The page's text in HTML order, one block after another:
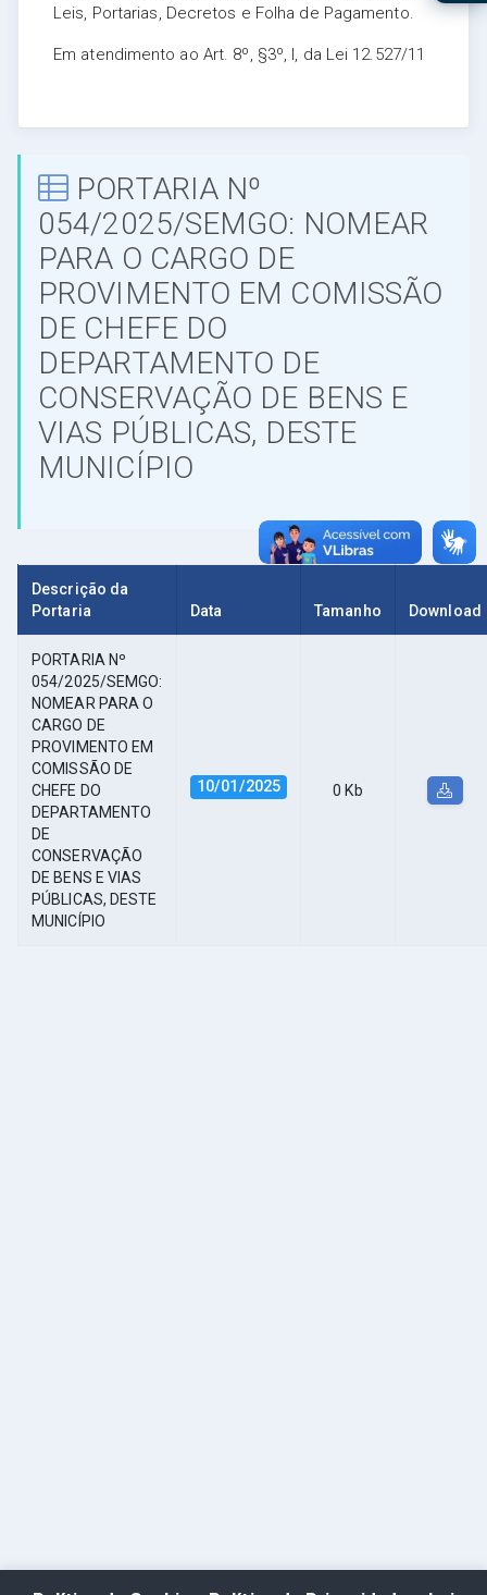
Leis, Portarias, Decretos e Folha de Pagamento.
Em atendimento ao Art. 8º, §3º, I, da Lei 12.527/11
PORTARIA Nº
054/2025/SEMGO: NOMEAR
PARA O CARGO DE
PROVIMENTO EM COMISSÃO
DE CHEFE DO
DEPARTAMENTO DE
CONSERVAÇÃO DE BENS E
VIAS PÚBLICAS, DESTE
MUNICÍPIO
Descrição da
Portaria
Data Tamanho Download
PORTARIA Nº
054/2025/SEMGO:
NOMEAR PARA O
CARGO DE
PROVIMENTO EM
COMISSÃO DE
CHEFE DO
DEPARTAMENTO
DE
CONSERVAÇÃO
DE BENS E VIAS
PÚBLICAS, DESTE
MUNICÍPIO
10/01/2025 0 Kb